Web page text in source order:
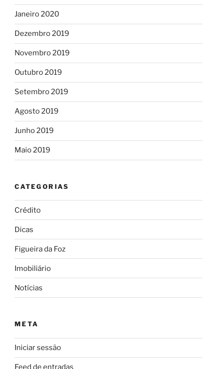
Janeiro 2020
Dezembro 2019
Novembro 2019
Outubro 2019
Setembro 2019
Agosto 2019
Junho 2019
Maio 2019
CATEGORIAS
Crédito
Dicas
Figueira da Foz
Imobiliário
Notícias
META
Iniciar sessão
Feed de entradas